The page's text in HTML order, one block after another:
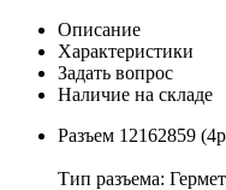
Описание
Характеристики
Задать вопрос
Наличие на складе
Разъем 12162859
Тип разъема: